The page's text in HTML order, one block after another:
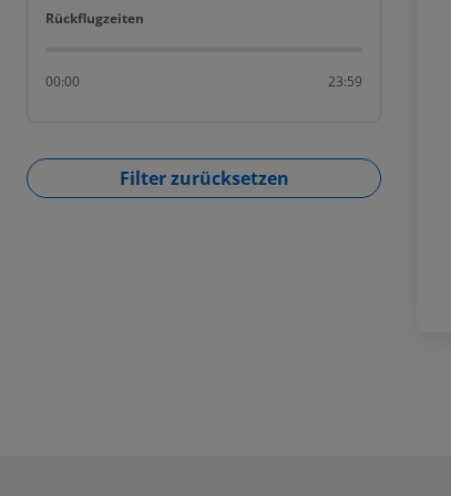
Rückflugzeiten
Rückflugzeiten
00:00 23:59
Filter zurücksetzen